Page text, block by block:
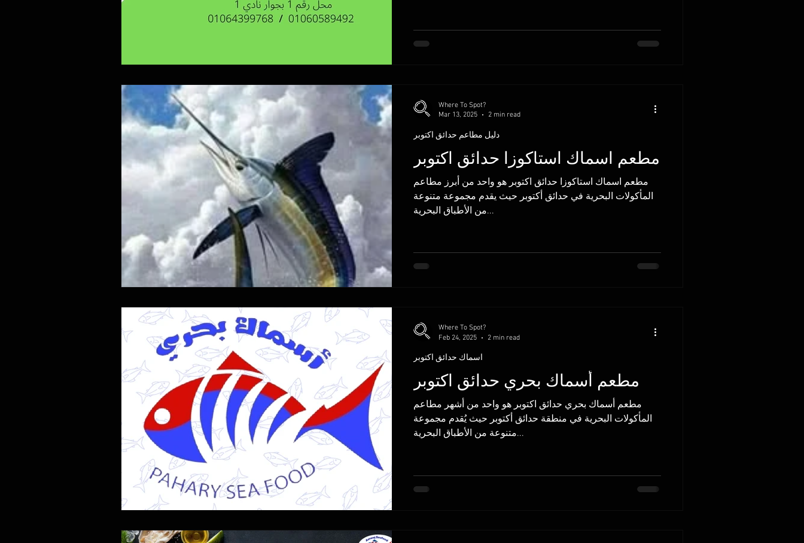
مطعم اسماك استاكوزا حدائق اكتوبر
مطعم اسماك استاكوزا حدائق اكتوبر هو واحد من أبرز مطاعم
المأكولات البحرية في حدائق أكتوبر حيث يقدم مجموعة متنوعة
من الأطباق البحرية...
دليل مطاعم حدائق اكتوبر
Where To Spot?
Mar 13, 2025
2 min read
مطعم أسماك بحري حدائق اكتوبر
مطعم أسماك بحري حدائق اكتوبر هو واحد من أشهر مطاعم
المأكولات البحرية في منطقة حدائق أكتوبر حيث يُقدم مجموعة
متنوعة من الأطباق البحرية...
اسماك حدائق اكتوبر
Where To Spot?
Feb 24, 2025
2 min read